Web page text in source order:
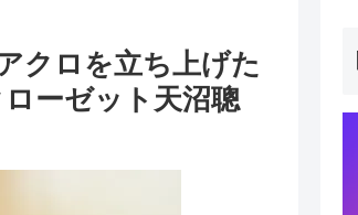
クロを立ち上げた
ーゼット天沼聰